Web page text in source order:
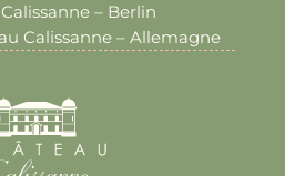
– Berlin
Calissanne – Allemagne